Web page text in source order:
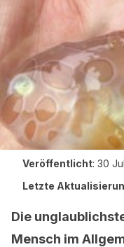
Veröffentlicht: 30
Letzte
Die
Mensch im